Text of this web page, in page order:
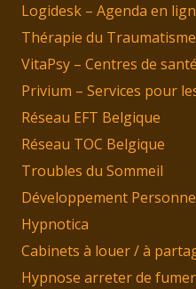
Logidesk – Agenda en
Thérapie du Traumatisme
VitaPsy – Centres de
Privium – Services pour
Réseau EFT Belgique
Réseau TOC Belgique
Troubles du Sommeil
Développement
Hypnotica
Cabinets à louer / à
Hypnose arreter de fumer